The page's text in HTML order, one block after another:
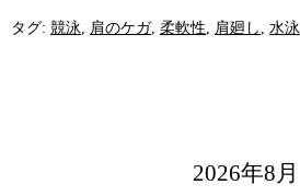
タグ: 競泳 肩のケガ, 柔軟性 肩廻し 水泳
2026年8月